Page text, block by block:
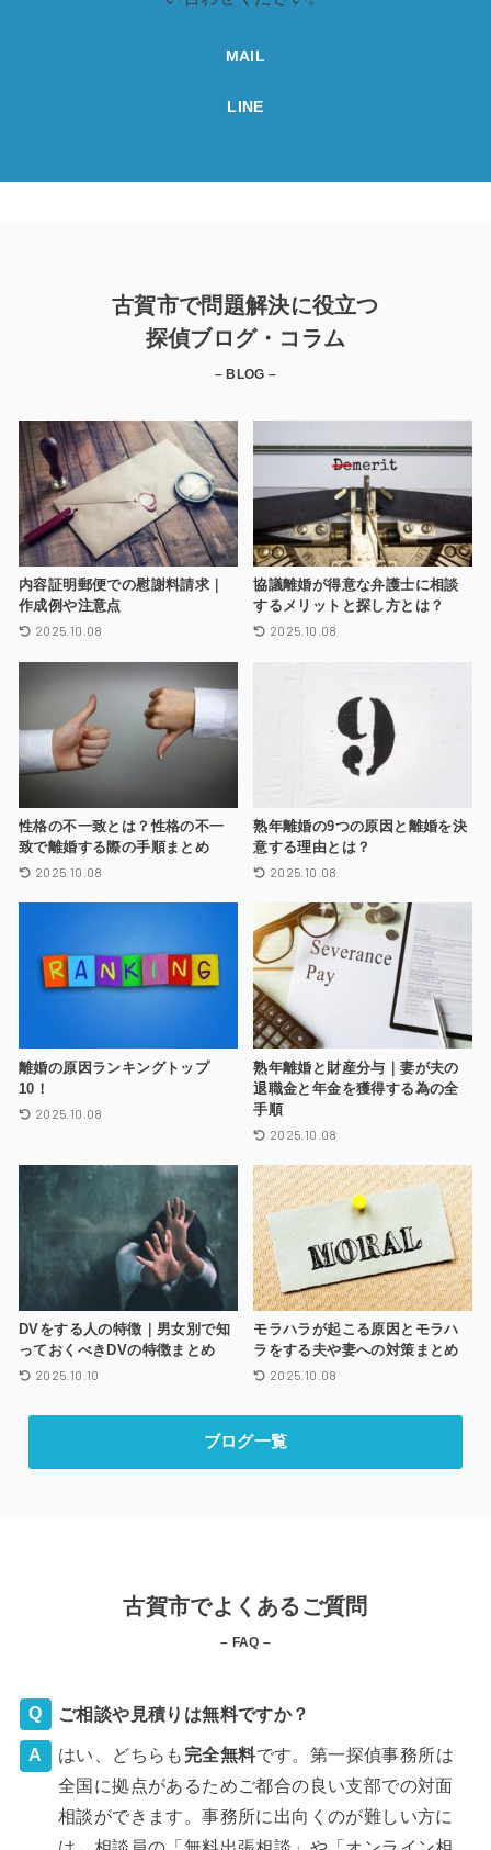
MAIL
LINE
古賀市で問題解決に役立つ
探偵ブログ・コラム
– BLOG –
内容証明郵便での慰謝料請求｜
作成例や注意点
2025.10.08
協議離婚が得意な弁護士に相談
するメリットと探し方とは？
2025.10.08
性格の不一致とは？性格の不一
致で離婚する際の手順まとめ
2025.10.08
熟年離婚の9つの原因と離婚を決
意する理由とは？
2025.10.08
離婚の原因ランキングトップ
10！
2025.10.08
熟年離婚と財産分与｜妻が夫の
退職金と年金を獲得する為の全
手順
2025.10.08
DVをする人の特徴｜男女別で知
っておくべきDVの特徴まとめ
2025.10.10
モラハラが起こる原因とモラハ
ラをする夫や妻への対策まとめ
2025.10.08
ブログ一覧
古賀市でよくあるご質問
– FAQ –
ご相談や見積りは無料ですか？
はい、どちらも 完全無料です。第一探偵事務所は
全国に拠点があるためご都合の良い支部での対面
相談ができます。事務所に出向くのが難しい方に